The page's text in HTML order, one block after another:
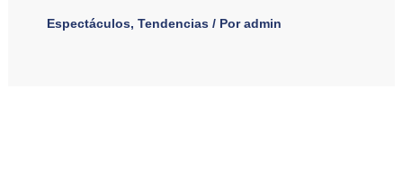
Espectáculos, Tendencias/ Poradmin